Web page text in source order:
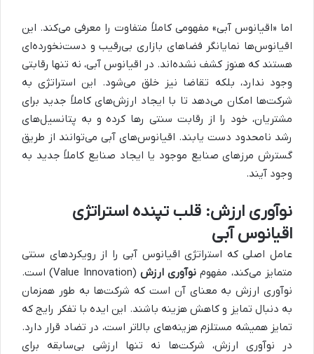
اما «اقیانوس آبی» مفهومی کاملاً متفاوت را معرفی می‌کند. این
اقیانوس‌ها نمایانگر فضاهای بازاری بی‌رقیب و دست‌نخورده‌ای
هستند که هنوز کشف نشده‌اند. در اقیانوس آبی، نه تنها رقابتی
وجود ندارد، بلکه تقاضا نیز خلق می‌شود. این استراتژی به
شرکت‌ها امکان می‌دهد تا با ایجاد ارزش‌های کاملاً جدید برای
مشتریان، خود را از رقابت سنتی رها کرده و به پتانسیل‌های
رشد نامحدود دست یابند. اقیانوس‌های آبی می‌توانند از طریق
گسترش مرزهای صنایع موجود یا ایجاد صنایع کاملاً جدید به
وجود آیند.
نوآوری ارزش: قلب تپنده استراتژی
اقیانوس آبی
عامل اصلی که استراتژی اقیانوس آبی را از رویکردهای سنتی
متمایز می‌کند، مفهوم نوآوری ارزش
(Value Innovation) است.
نوآوری ارزش به معنای آن است که شرکت‌ها به طور همزمان
به دنبال تمایز و کاهش هزینه باشند. این ایده با تفکر رایج که
تمایز همیشه مستلزم هزینه‌های بالاتر است، در تضاد قرار دارد.
در نوآوری ارزش، شرکت‌ها نه تنها ارزشی بی‌سابقه برای